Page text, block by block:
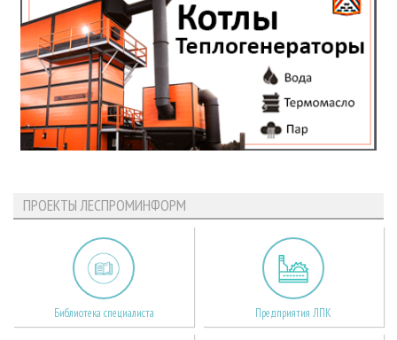
ПРОЕКТЫ ЛЕСПРОМИНФОРМ
Библиотека специалиста Предприятия ЛПК